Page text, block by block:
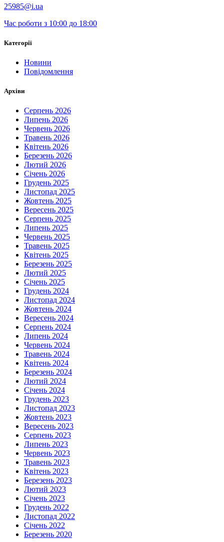
25985@i.ua
Час роботи з 10:00 до 18:00
Категорії
Новини
Повідомлення
Архіви
Серпень 2026
Липень 2026
Червень 2026
Травень 2026
Квітень 2026
Березень 2026
Лютий 2026
Січень 2026
Грудень 2025
Листопад 2025
Жовтень 2025
Вересень 2025
Серпень 2025
Липень 2025
Червень 2025
Травень 2025
Квітень 2025
Березень 2025
Лютий 2025
Січень 2025
Грудень 2024
Листопад 2024
Жовтень 2024
Вересень 2024
Серпень 2024
Липень 2024
Червень 2024
Травень 2024
Квітень 2024
Березень 2024
Лютий 2024
Січень 2024
Грудень 2023
Листопад 2023
Жовтень 2023
Вересень 2023
Серпень 2023
Липень 2023
Червень 2023
Травень 2023
Квітень 2023
Березень 2023
Лютий 2023
Січень 2023
Грудень 2022
Листопад 2022
Січень 2022
Березень 2020